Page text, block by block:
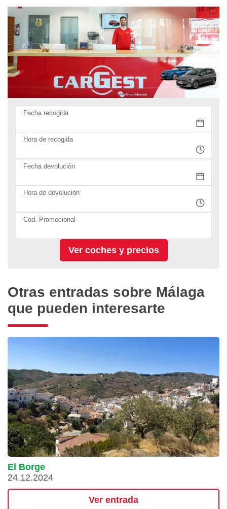
Fecha recogida
Hora de recogida
Fecha devolución
Hora de devolución
Cod. Promocional
Otras entradas sobre Málaga
que pueden interesarte
El Borge
24.12.2024
Ver entrada